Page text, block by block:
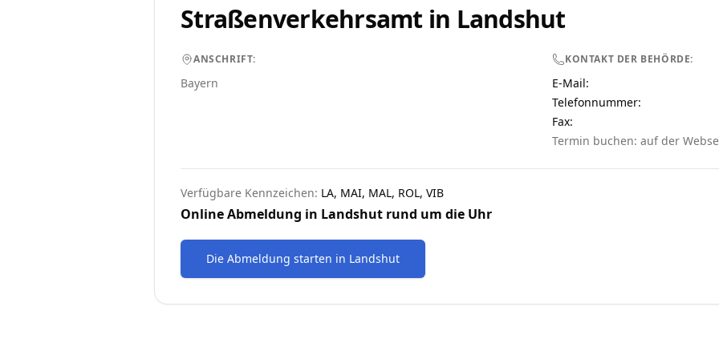
Straßenverkehrsamt in Landshut
ANSCHRIFT:
Bayern
KONTAKT DER BEHÖRDE:
E-Mail:
Telefonnummer:
Fax:
Termin buchen: auf der
Verfügbare Kennzeichen: LA, MAI, MAL, ROL, VIB
Online Abmeldung in Landshut rund um die Uhr
Die Abmeldung starten in Landshut